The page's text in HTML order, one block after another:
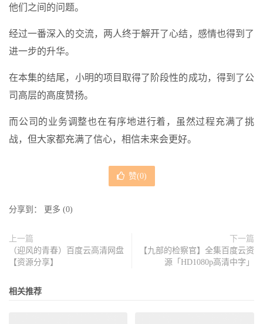
他们之间的问题。
经过一番深入的交流，两人终于解开了心结，感情也得到了
进一步的升华。
在本集的结尾，小明的项目取得了阶段性的成功，得到了公
司高层的高度赞扬。
而公司的业务调整也在有序地进行着，虽然过程充满了挑
战，但大家都充满了信心，相信未来会更好。
赞(0)
分享到： 更多 (0)
上一篇
（迎风的青春）百度云高清网盘
【资源分享】
下一篇
【九部的检察官】全集百度云资
源「HD1080p高清中字」
相关推荐